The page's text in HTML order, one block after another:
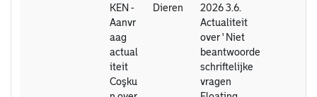
KEN -
Aanvr
aag
actual
iteit
Coşku
Dieren
2026 3.6.
Actualiteit
over ' Niet
beantwoorde
schriftelijke
vragen